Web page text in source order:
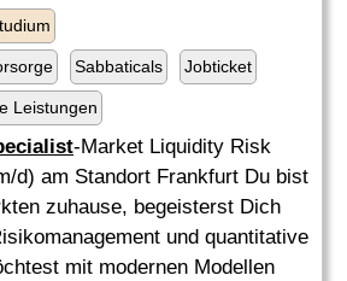
Sabbaticals Jobticket
Leistungen
-Market Liquidity Risk
d) am Standort Frankfurt Du bist
zuhause, begeisterst Dich
und quantitative
mit modernen Modellen